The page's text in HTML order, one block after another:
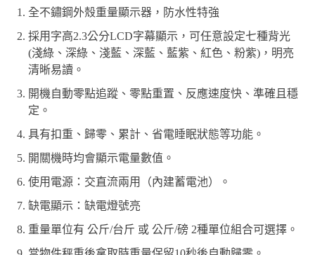
全不鏽鋼外殼重量顯示器，防水性特強
採用字高2.3公分LCD字幕顯示，可任意設定七種背光
(淺綠、深綠、淺藍、深藍、藍紫、紅色、粉紫)，明亮
清晰易讀。
開機自動零點追蹤、零點重置、反應速度快、準確且穩
定。
具有扣重、歸零、累計、省電睡眠狀態等功能。
開關機時均會顯示電量數值。
使用電源：交直流兩用（內建蓄電池）。
缺電顯示：缺電燈號亮
重量單位有 公斤/台斤 或 公斤/磅 2種單位組合可選擇。